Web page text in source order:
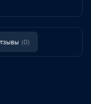
(0)